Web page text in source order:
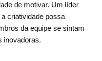
de motivar. Um líder
criatividade possa
da equipe se sintam
inovadoras.